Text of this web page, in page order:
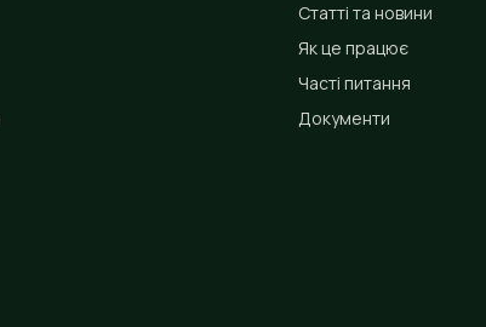
Статті та новини
Як це працює
Часті питання
Документи